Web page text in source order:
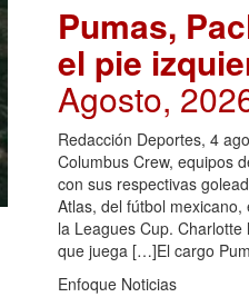
Pumas,
el pie
Agosto,
Redacción Deportes, 4
Columbus Crew, equipos
con sus respectivas
Atlas, del fútbol
la Leagues Cup.
que juega […]El cargo
Enfoque Noticias